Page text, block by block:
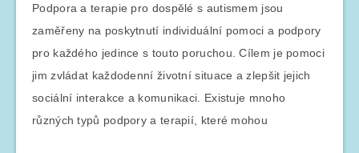
Podpora a terapie pro dospělé s autismem jsou
zaměřeny na poskytnutí individuální pomoci a podpory
pro každého jedince s touto poruchou. Cílem je pomoci
jim zvládat každodenní životní situace a zlepšit jejich
sociální interakce a komunikaci. Existuje mnoho
různých typů podpory a terapií, které mohou